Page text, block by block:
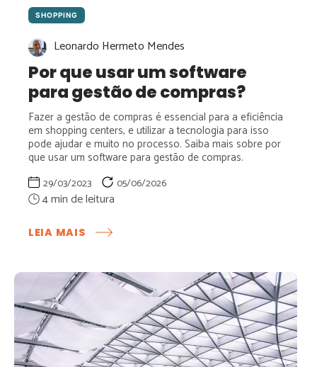
SHOPPING
Leonardo Hermeto Mendes
Por que usar um software
para gestão de compras?
Fazer a gestão de compras é essencial para a eficiência
em shopping centers, e utilizar a tecnologia para isso
pode ajudar e muito no processo. Saiba mais sobre por
que usar um software para gestão de compras.
29/03/2023 05/06/2026
LEIA MAIS
POR
USAR
SOFTWARE
GESTÃO
DE
COMPRAS?